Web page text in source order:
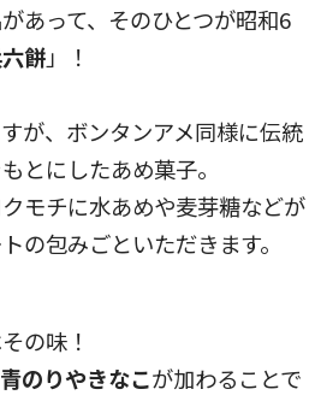
あって、そのひとつが昭和6
餅」！
が、ボンタンアメ同様に伝統
とにしたあめ菓子。
モチに水あめや麦芽糖などが
の包みごといただきます。
の味！
青のりやきなこが加わることで